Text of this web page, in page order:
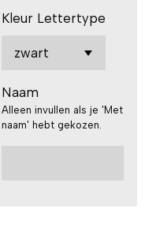
Kleur Lettertype
Naam
Alleen invullen als je 'Met
naam' hebt gekozen.